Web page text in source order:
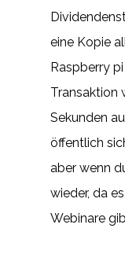
eine Kopie
Raspberry
Transaktion
Sekunden
öffentlich
aber wenn
wieder, da
Webinare